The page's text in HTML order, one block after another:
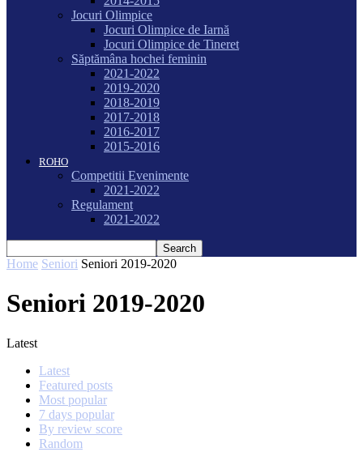
Jocuri Olimpice
Jocuri Olimpice de Iarnă
Jocuri Olimpice de Tineret
Săptămâna hochei feminin
2021-2022
2019-2020
2018-2019
2017-2018
2016-2017
2015-2016
ROHO
Competitii Evenimente
2021-2022
Regulament
2021-2022
Home Seniori Seniori 2019-2020
Seniori 2019-2020
Latest
Latest
Featured posts
Most popular
7 days popular
By review score
Random